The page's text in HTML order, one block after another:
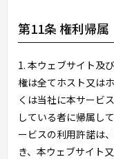
第11条 権利帰属
1. 本ウェブサイト及
権は全てホスト又は
くは当社に本サービ
している者に帰属し
ービスの利用許諾は
き、本ウェブサイト